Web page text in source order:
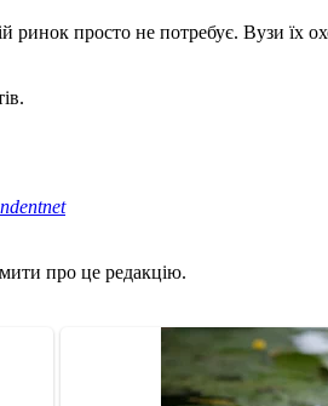
ринок просто не потребує. Вузи їх
про це редакцію.